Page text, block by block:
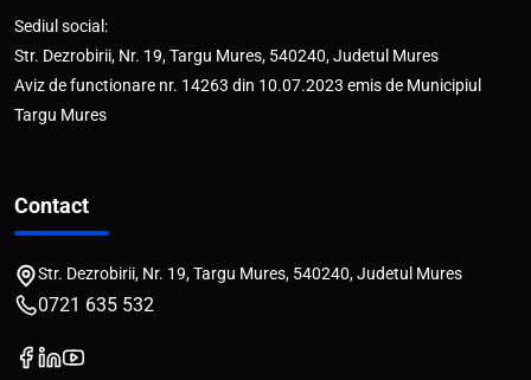
Sediul social:
Str. Dezrobirii, Nr. 19, Targu Mures, 540240, Judetul Mures
Aviz de functionare nr. 14263 din 10.07.2023 emis de Municipiul
Targu Mures
Contact
Str. Dezrobirii, Nr. 19, Targu Mures, 540240, Judetul Mures
0721 635 532